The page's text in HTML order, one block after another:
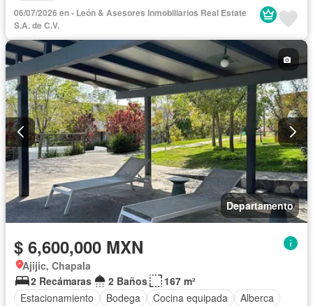
06/07/2026 en - León & Asesores Inmobiliarios Real Estate
S.A. de C.V.
Departamento
$ 6,600,000 MXN
Ajijic, Chapala
2 Recámaras
2 Baños
167 m²
Estacionamiento
Bodega Cocina equipada
Alberca